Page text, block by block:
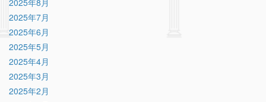
2025年8月
2025年7月
2025年6月
2025年5月
2025年4月
2025年3月
2025年2月